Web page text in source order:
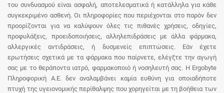
του συνδυασμού είναι ασφαλή, αποτελεσματικά ή κατάλληλα για κάθε
συγκεκριμένο ασθενή. Οι πληροφορίες που περιέχονται στο παρόν δεν
προορίζονται για να καλύψουν όλες τις πιθανές χρήσεις, οδηγίες,
προφυλάξεις, προειδοποιήσεις, αλληλεπιδράσεις με άλλα φάρμακα,
αλλεργικές αντιδράσεις, ή δυσμενείς επιπτώσεις. Εάν έχετε
ερωτήσεις σχετικά με τα φάρμακα που παίρνετε, ελέγξτε την αγωγή
σας με το θεράποντα ιατρό, φαρμακοποιό ή νοσηλευτή σας. Η Ergobyte
Πληροφορική Α.Ε. δεν αναλαμβάνει καμία ευθύνη για οποιαδήποτε
πτυχή της υγειονομικής περίθαλψης που χορηγείται με τη βοήθεια των